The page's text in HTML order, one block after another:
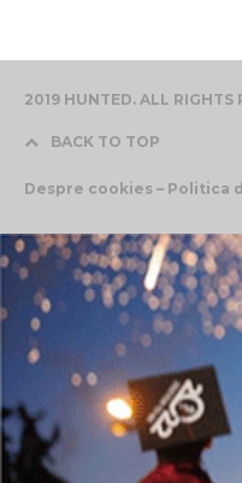
2019 HUNTED. ALL RIGHTS
BACK TO TOP
Despre cookies – Politica